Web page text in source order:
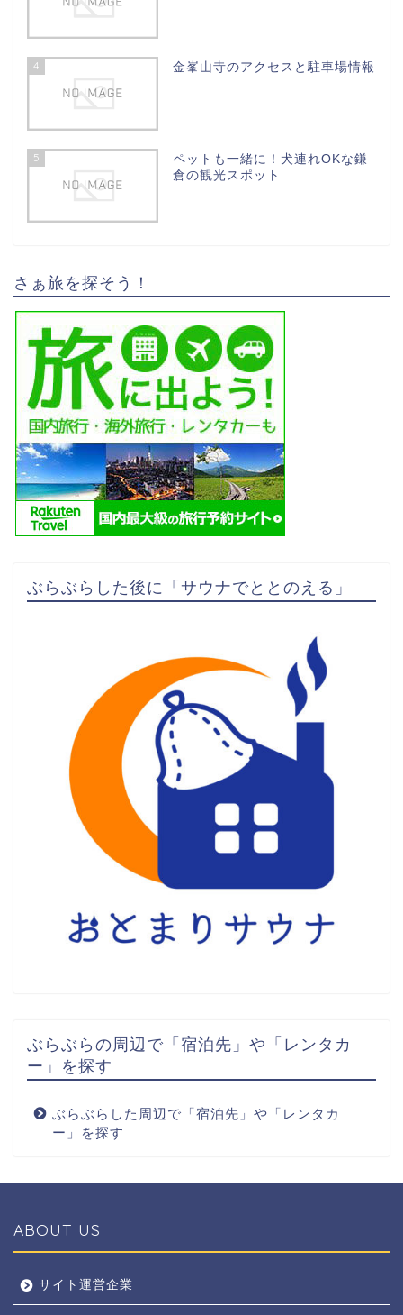
4 金峯山寺のアクセスと駐車場情報
5
ペットも一緒に！犬連れOKな鎌
倉の観光スポット
さぁ旅を探そう！
ぶらぶらした後に「サウナでととのえる」
ぶらぶらの周辺で「宿泊先」や「レンタカ
ー」を探す
ぶらぶらした周辺で「宿泊先」や「レンタカ
ー」を探す
ABOUT US
サイト運営企業